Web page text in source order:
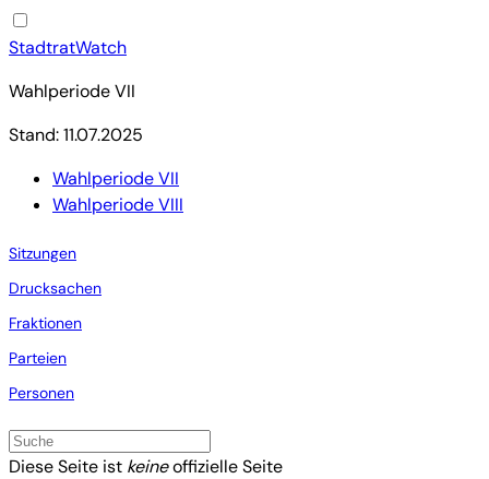
StadtratWatch
Wahlperiode VII
Stand: 11.07.2025
Wahlperiode VII
Wahlperiode VIII
Sitzungen
Drucksachen
Fraktionen
Parteien
Personen
Diese Seite ist keineoffizielle Seite